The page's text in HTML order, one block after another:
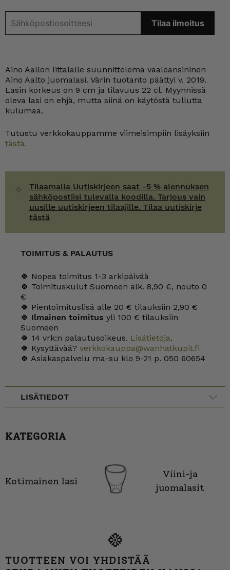
Aino Aallon Iittalalle suunnittelema vaaleansininen
Aino Aalto juomalasi. Värin tuotanto päättyi v. 2019.
Lasin korkeus on 9 cm ja tilavuus 22 cl. Myynnissä
oleva lasi on ehjä, mutta siinä on käytöstä tullutta
kulumaa.
Tutustu verkkokauppamme viimeisimpiin lisäyksiin
tästä.
Tilaamalla Uutiskirjeen saat -5 % alennuksen
sähköpostiisi tulevalla koodilla. Tarjous vain
uusille uutiskirjeen tilaajille. Tilaa uutiskirje
tästä
TOIMITUS & PALAUTUS
🍀 Nopea toimitus 1-3 arkipäivää
🍀 Toimituskulut Suomeen alk. 8,90 €, nouto 0
€
🍀 Pientoimituslisä alle 20 € tilauksiin 2,90 €
🍀 Ilmainen toimitus yli 100 € tilauksiin
Suomeen
🍀 14 vrk:n palautusoikeus. Lisätietoja.
🍀 Kysyttävää? verkkokauppa@wanhatkupit.fi
🍀 Asiakaspalvelu ma-su klo 9-21 p. 050 60654
LISÄTIEDOT
KATEGORIA
Kotimainen lasi
Viini-ja
juomalasit
TUOTTEEN VOI YHDISTÄÄ